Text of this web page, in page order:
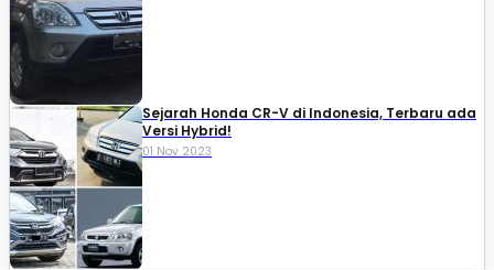
Sejarah Honda CR-V di Indonesia, Terbaru ada
Versi Hybrid!
01 Nov 2023